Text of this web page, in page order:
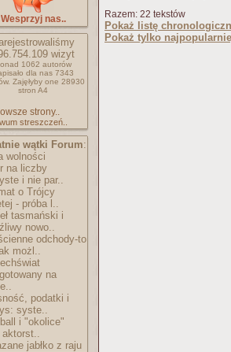
Wesprzyj nas..
wizyt
1062 autorów
dla nas 7343
Zajęłyby one 28930
stron A4
strony..
streszczeń..
wątki Forum:
wolności
na liczby
i nie par..
o Trójcy
- próba l..
tasmański i
nowo..
odchody-to
możl..
na
podatki i
syste..
i "okolice"
aktorst..
jabłko z raju
Razem: 22 tekstów
Pokaż listę
Pokaż tylko